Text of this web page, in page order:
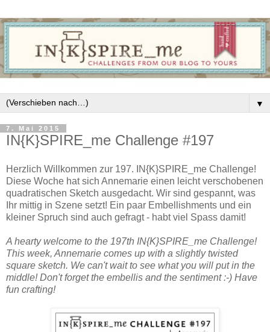
▼
7. Mai 2015
IN{K}SPIRE_me Challenge #197
Herzlich Willkommen zur 197. IN{K}SPIRE_me Challenge!
Diese Woche hat sich Annemarie einen leicht verschobenen
quadratischen Sketch ausgedacht. Wir sind gespannt, was
Ihr mittig in Szene setzt! Ein paar Embellishments und ein
kleiner Spruch sind auch gefragt - habt viel Spass damit!
A hearty welcome to the 197th IN{K}SPIRE_me Challenge!
This week, Annemarie comes up with a slightly twisted
square sketch. We can't wait to see what you will put in the
middle! Don't forget the embellis and the sentiment :-) Have
fun crafting!